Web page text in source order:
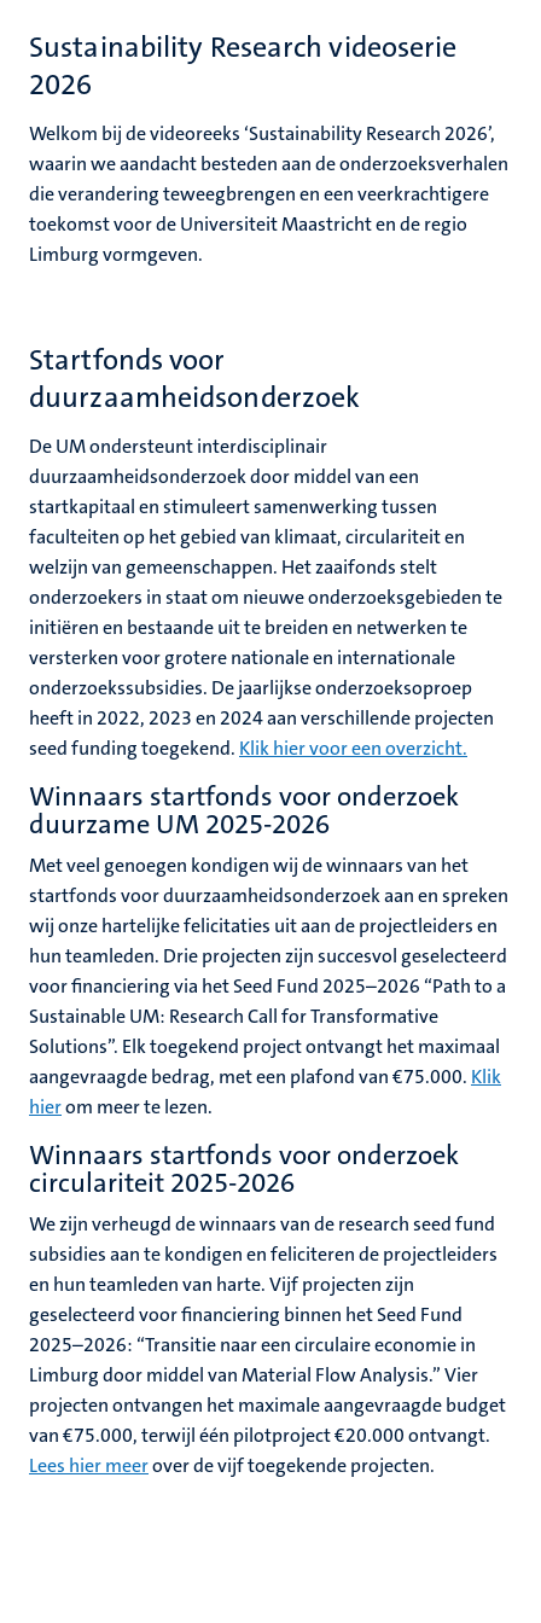
Sustainability Research videoserie
2026
Welkom bij de videoreeks ‘Sustainability Research 2026’,
waarin we aandacht besteden aan de onderzoeksverhalen
die verandering teweegbrengen en een veerkrachtigere
toekomst voor de Universiteit Maastricht en de regio
Limburg vormgeven.
Startfonds voor
duurzaamheidsonderzoek
De UM ondersteunt interdisciplinair
duurzaamheidsonderzoek door middel van een
startkapitaal en stimuleert samenwerking tussen
faculteiten op het gebied van klimaat, circulariteit en
welzijn van gemeenschappen. Het zaaifonds stelt
onderzoekers in staat om nieuwe onderzoeksgebieden te
initiëren en bestaande uit te breiden en netwerken te
versterken voor grotere nationale en internationale
onderzoekssubsidies. De jaarlijkse onderzoeksoproep
heeft in 2022, 2023 en 2024 aan verschillende projecten
seed funding toegekend. Klik hier voor een overzicht.
Winnaars startfonds voor onderzoek
duurzame UM 2025-2026
Met veel genoegen kondigen wij de winnaars van het
startfonds voor duurzaamheidsonderzoek aan en spreken
wij onze hartelijke felicitaties uit aan de projectleiders en
hun teamleden. Drie projecten zijn succesvol geselecteerd
voor financiering via het Seed Fund 2025–2026 “Path to a
Sustainable UM: Research Call for Transformative
Solutions”. Elk toegekend project ontvangt het maximaal
aangevraagde bedrag, met een plafond van €75.000. Klik
hierom meer te lezen.
Winnaars startfonds voor onderzoek
circulariteit 2025-2026
We zijn verheugd de winnaars van de research seed fund
subsidies aan te kondigen en feliciteren de projectleiders
en hun teamleden van harte. Vijf projecten zijn
geselecteerd voor financiering binnen het Seed Fund
2025–2026: “Transitie naar een circulaire economie in
Limburg door middel van Material Flow Analysis.” Vier
projecten ontvangen het maximale aangevraagde budget
van €75.000, terwijl één pilotproject €20.000 ontvangt.
Lees hier meerover de vijf toegekende projecten.